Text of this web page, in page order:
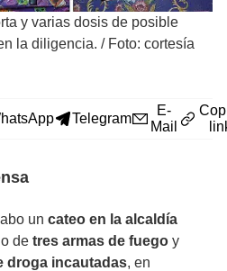
y varias dosis de posible
la diligencia. / Foto: cortesía
Telegram
E-
Mail
un cateo en la alcaldía
de tres armas de fuego y
droga incautadas, en